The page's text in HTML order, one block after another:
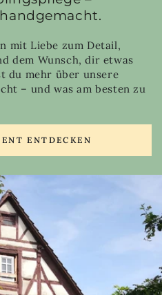
mit Liebe zum Detail,
dem Wunsch, dir etwas
du mehr über unsere
– und was am besten zu
ENTDECKEN